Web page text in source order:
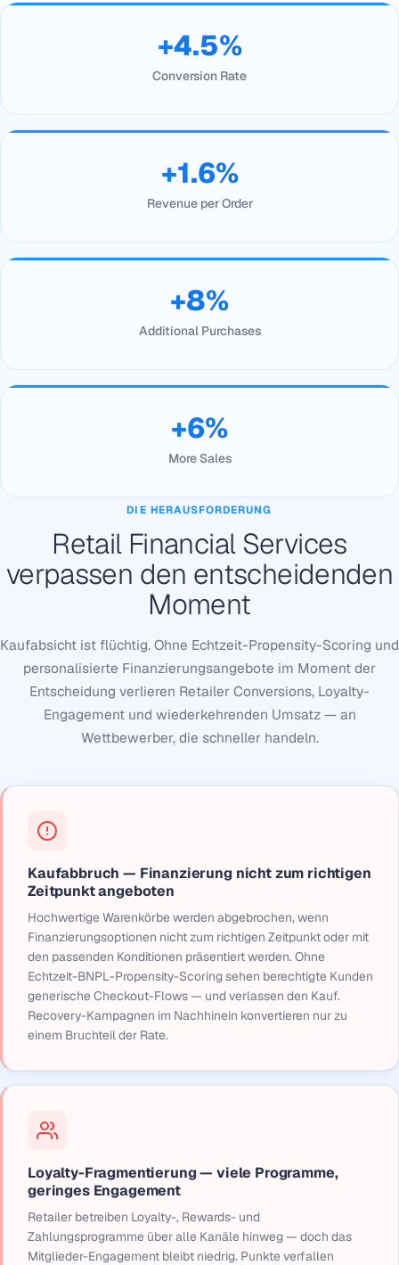
+4.5%
Conversion Rate
+1.6%
Revenue per Order
+8%
Additional Purchases
+6%
More Sales
DIE HERAUSFORDERUNG
Retail Financial Services
verpassen den entscheidenden
Moment
Kaufabsicht ist flüchtig. Ohne Echtzeit-Propensity-Scoring und
personalisierte Finanzierungsangebote im Moment der
Entscheidung verlieren Retailer Conversions, Loyalty-
Engagement und wiederkehrenden Umsatz — an
Wettbewerber, die schneller handeln.
Kaufabbruch — Finanzierung nicht zum richtigen
Zeitpunkt angeboten
Hochwertige Warenkörbe werden abgebrochen, wenn
Finanzierungsoptionen nicht zum richtigen Zeitpunkt oder mit
den passenden Konditionen präsentiert werden. Ohne
Echtzeit-BNPL-Propensity-Scoring sehen berechtigte Kunden
generische Checkout-Flows — und verlassen den Kauf.
Recovery-Kampagnen im Nachhinein konvertieren nur zu
einem Bruchteil der Rate.
Loyalty-Fragmentierung — viele Programme,
geringes Engagement
Retailer betreiben Loyalty-, Rewards- und
Zahlungsprogramme über alle Kanäle hinweg — doch das
Mitglieder-Engagement bleibt niedrig. Punkte verfallen